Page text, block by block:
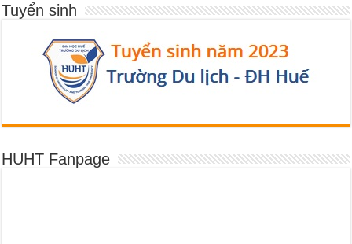
Tuyển sinh
HUHT Fanpage